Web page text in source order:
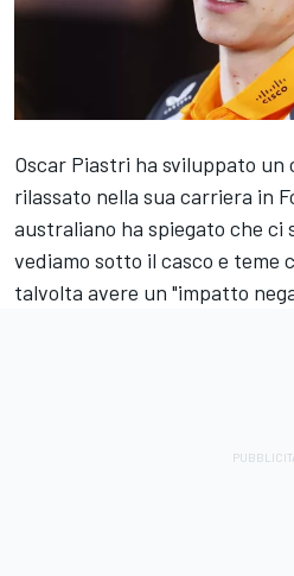
Oscar Piastri ha sviluppato
rilassato nella sua carriera in
australiano ha spiegato che ci
vediamo sotto il casco e teme
talvolta avere un "impatto